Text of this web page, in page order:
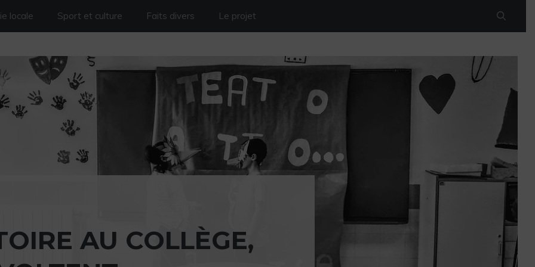
locale Sport et culture Faits divers Le projet
AU COLLÈGE,